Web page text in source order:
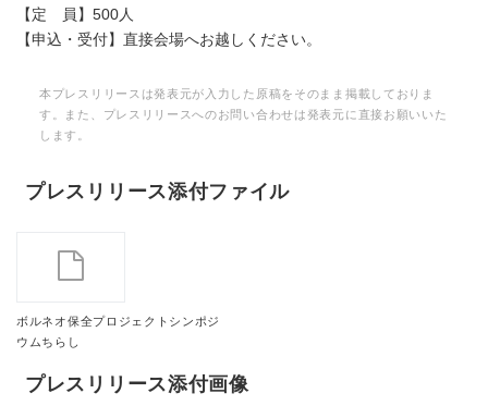
【定 員】500人
【申込・受付】直接会場へお越しください。
本プレスリリースは発表元が入力した原稿をそのまま掲載しておりま
す。また、プレスリリースへのお問い合わせは発表元に直接お願いいた
します。
プレスリリース添付ファイル
ボルネオ保全プロジェクトシンポジ
ウムちらし
プレスリリース添付画像